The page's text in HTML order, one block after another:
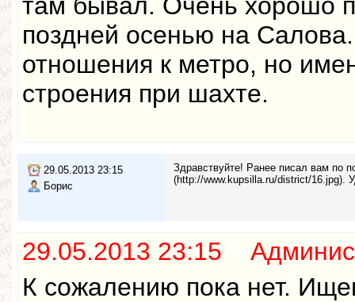
поздней осенью на
отношения к метро, но
строения при шахте.
29.05.2013 23:15
Борис
Здравствуйте! Ранее писал вам по
(http://www.kupsilla.ru/district/16.jpg).
29.05.2013 23:15
К сожалению пока нет.